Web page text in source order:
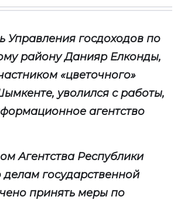
Управления госдоходов по
районуДаниярЕлконды,
«цветочного»
, уволился с работы,
агентство
Агентства Республики
делам государственной
принять меры по